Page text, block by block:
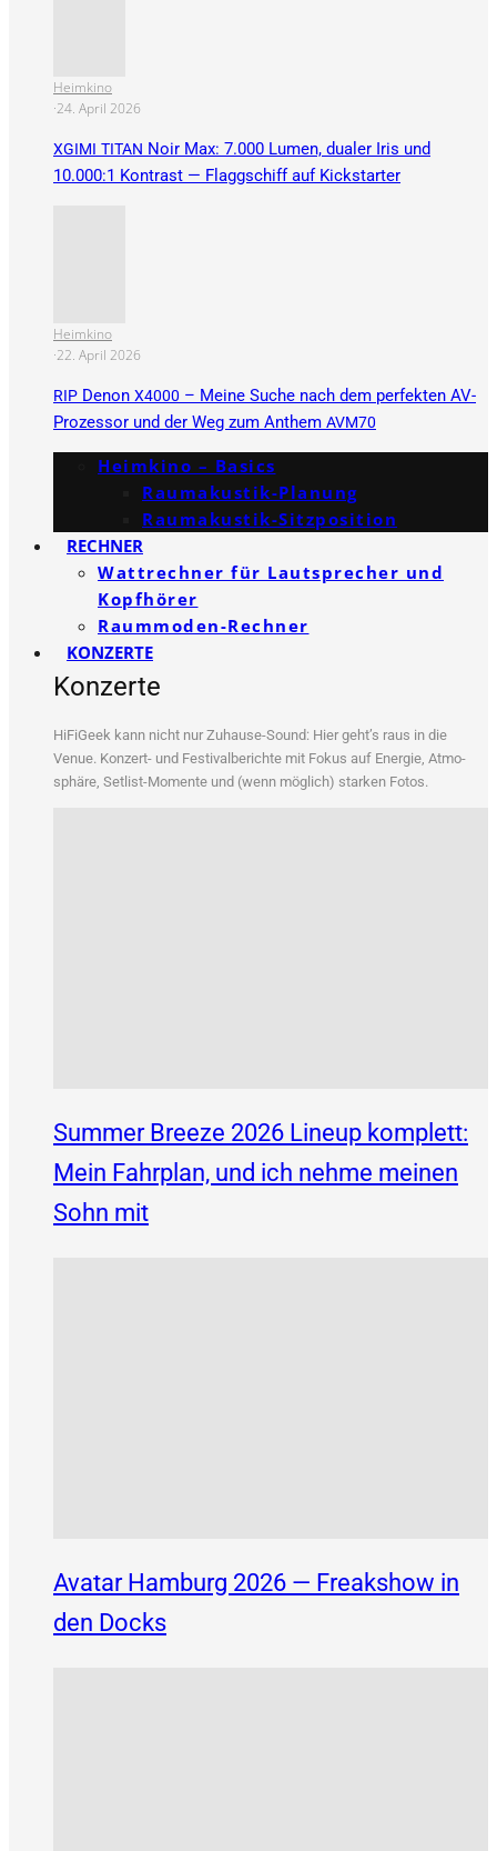
Heimkino
·24. April 2026
XGIMI TITAN Noir Max: 7.000 Lumen, dualer Iris und
10.000:1 Kontrast — Flaggschiff auf Kickstarter
Heimkino
·22. April 2026
RIP Denon X4000 – Meine Suche nach dem perfekten AV-
Prozessor und der Weg zum Anthem AVM70
Heimkino – Basics
Raumakustik-Planung
Raumakustik-Sitzposition
RECHNER
Wattrechner für Lautsprecher und
Kopfhörer
Raummoden-Rechner
KONZERTE
Konzerte
HiFi­Ge­ek kann nicht nur Zuhau­se-Sound: Hier geht’s raus in die
Venue. Kon­zert- und Fes­ti­val­be­rich­te mit Fokus auf Ener­gie, Atmo­
sphä­re, Set­list-Momen­te und (wenn mög­lich) star­ken Fotos.
Summer Breeze 2026 Lineup komplett:
Mein Fahrplan, und ich nehme meinen
Sohn mit
Avatar Hamburg 2026 — Freakshow in
den Docks